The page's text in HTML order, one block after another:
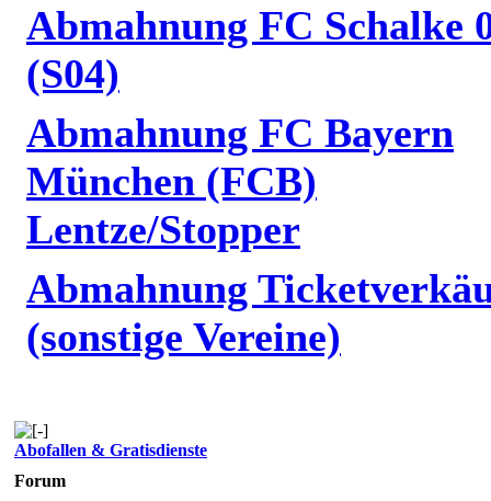
Abmahnung FC Schalke
(S04)
Abmahnung FC Bayern
München (FCB)
Lentze/Stopper
Abmahnung
(sonstige Vereine)
Abofallen & Gratisdienste
Forum